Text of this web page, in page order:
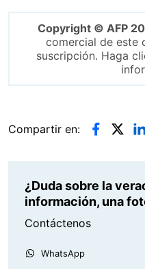
Copyright © AFP
comercial de este
suscripción. Haga
Compartir en:
¿Duda sobre la
información, una
Contáctenos
WhatsApp